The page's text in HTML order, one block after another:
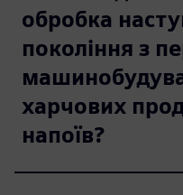
обробка
покоління з
харчових
напоїв?